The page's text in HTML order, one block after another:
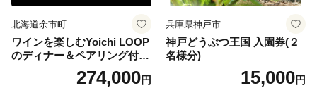
北海道余市町
ワインを楽しむYoichi LOOP
のディナー＆ペアリング付宿
泊プラン＜デラックスツイン
274,000円
兵庫県神戸市
神戸どうぶつ王国 入園券(２
名様分)
15,000円